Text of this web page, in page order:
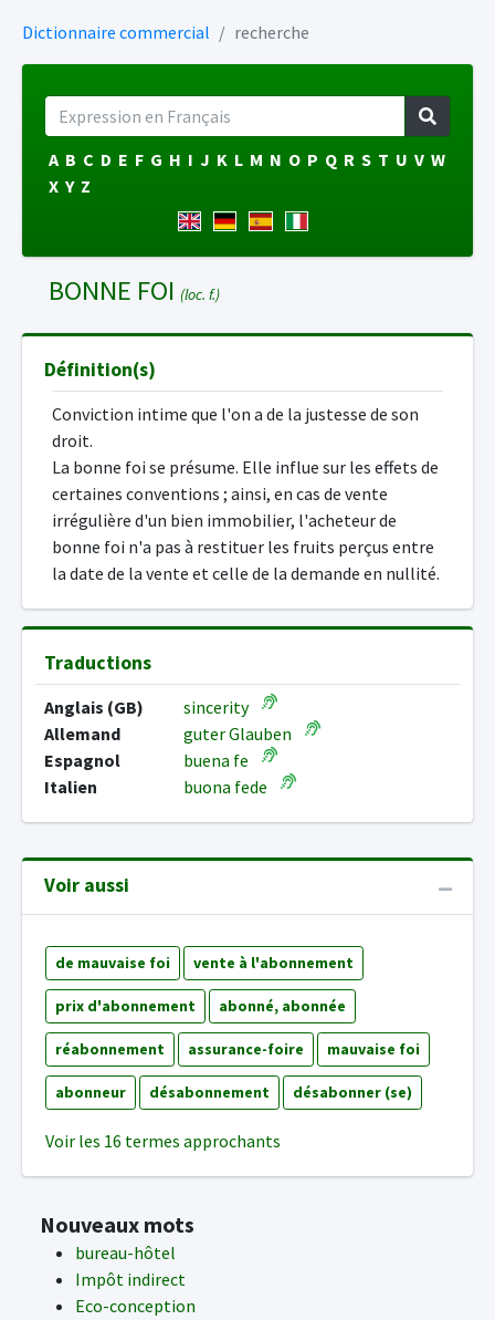
Dictionnaire commercial recherche
A B C D E F G H I J K L M N O P Q R S T U V W
X Y Z
BONNE FOI (loc. f.)
Définition(s)
Conviction intime que l'on a de la justesse de son
droit.
La bonne foi se présume. Elle influe sur les effets de
certaines conventions ; ainsi, en cas de vente
irrégulière d'un bien immobilier, l'acheteur de
bonne foi n'a pas à restituer les fruits perçus entre
la date de la vente et celle de la demande en nullité.
Traductions
Anglais (GB)
sincerity
Allemand
guter Glauben
Espagnol
buena fe
Italien
buona fede
Voir aussi
de mauvaise foi vente à l'abonnement
prix d'abonnement abonné, abonnée
réabonnement assurance-foire mauvaise foi
abonneur désabonnement désabonner (se)
Voir les 16 termes approchants
Nouveaux mots
bureau-hôtel
Impôt indirect
Eco-conception